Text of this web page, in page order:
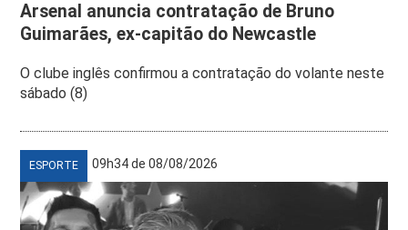
Arsenal anuncia contratação de Bruno
Guimarães, ex-capitão do Newcastle
O clube inglês confirmou a contratação do volante neste
sábado (8)
ESPORTE 09h34 de 08/08/2026